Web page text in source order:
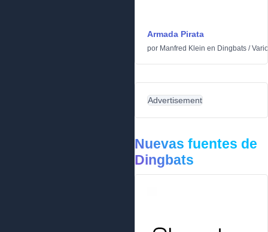
Armada Pirata
por Manfred Klein en Dingbats /
Advertisement
Nuevas fuentes de
Dingbats